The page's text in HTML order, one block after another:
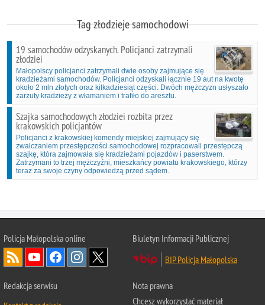
Tag złodzieje samochodowi
19 samochodów odzyskanych. Policjanci zatrzymali
złodziei
Małopolscy policjanci zatrzymali dwie osoby zajmujące się
kradzieżami samochodów. Policjanci odzyskali łącznie 19 aut na kwotę
około 2 mln złotych oraz kilkadziesiąt części. Dwóch mężczyzn usłyszało
zarzuty kradzieży z włamaniem i trafiło do aresztu.
Szajka samochodowych złodziei rozbita przez
krakowskich policjantów
Policjanci z krakowskiej komendy miejskiej zajmujący się
zwalczaniem przestępczości samochodowej rozpracowali przestępczą
szajkę, która zajmowała się kradzieżami pojazdów i paserstwem.
Zatrzymani to trzej mężczyźni, mieszkańcy powiatu krakowskiego, którzy
teraz za swoje czyny odpowiedzą przed sądem.
Policja Małopolska online
Biuletyn Informacji Publicznej
BIP Policja Małopolska
Redakcja serwisu
Nota prawna
Chcesz wykorzystać materiał